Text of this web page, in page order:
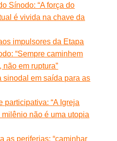
Sínodo: “A força do
é vivida na chave da
impulsores da Etapa
“Sempre caminhem
em ruptura”
sinodal em saída para as
participativa: “A Igreja
não é uma utopia
as periferias: “caminhar